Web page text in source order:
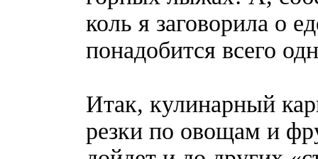
коль я заговорила о
понадобится всего
Итак, кулинарный
резки по овощам и